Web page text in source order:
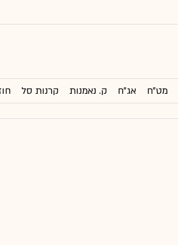
מט"ח אג"ח ק. נאמנות קרנות סל